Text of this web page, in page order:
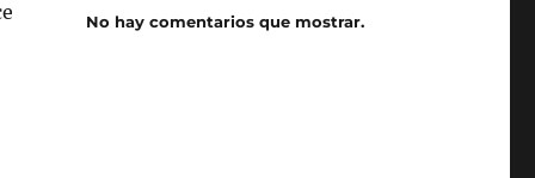
No hay comentarios que mostrar.